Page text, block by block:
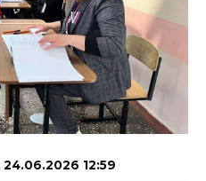
24.06.2026 12:59